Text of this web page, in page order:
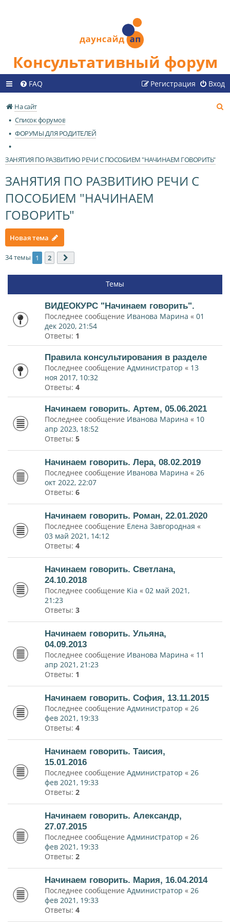
Консультативный форум
FAQ Вход
Регистрация
На сайт
Список форумов
ФОРУМЫ ДЛЯ РОДИТЕЛЕЙ
ЗАНЯТИЯ ПО РАЗВИТИЮ РЕЧИ С ПОСОБИЕМ "НАЧИНАЕМ ГОВОРИТЬ"
ЗАНЯТИЯ ПО РАЗВИТИЮ РЕЧИ С
ПОСОБИЕМ "НАЧИНАЕМ
ГОВОРИТЬ"
Новая тема
34 темы 1 2
Темы
ВИДЕОКУРС "Начинаем говорить".
Последнее сообщение Иванова Марина « 01
дек 2020, 21:54
Ответы: 1
Правила консультирования в разделе
Последнее сообщение Администратор « 13
ноя 2017, 10:32
Ответы: 4
Начинаем говорить. Артем, 05.06.2021
Последнее сообщение Иванова Марина « 10
апр 2023, 18:52
Ответы: 5
Начинаем говорить. Лера, 08.02.2019
Последнее сообщение Иванова Марина « 26
окт 2022, 22:07
Ответы: 6
Начинаем говорить. Роман, 22.01.2020
Последнее сообщение Елена Завгородная «
03 май 2021, 14:12
Ответы: 4
Начинаем говорить. Светлана,
24.10.2018
Последнее сообщение Kia « 02 май 2021,
21:23
Ответы: 3
Начинаем говорить. Ульяна,
04.09.2013
Последнее сообщение Иванова Марина « 11
апр 2021, 21:23
Ответы: 1
Начинаем говорить. София, 13.11.2015
Последнее сообщение Администратор « 26
фев 2021, 19:33
Ответы: 4
Начинаем говорить. Таисия,
15.01.2016
Последнее сообщение Администратор « 26
фев 2021, 19:33
Ответы: 2
Начинаем говорить. Александр,
27.07.2015
Последнее сообщение Администратор « 26
фев 2021, 19:33
Ответы: 2
Начинаем говорить. Мария, 16.04.2014
Последнее сообщение Администратор « 26
фев 2021, 19:33
Ответы: 4